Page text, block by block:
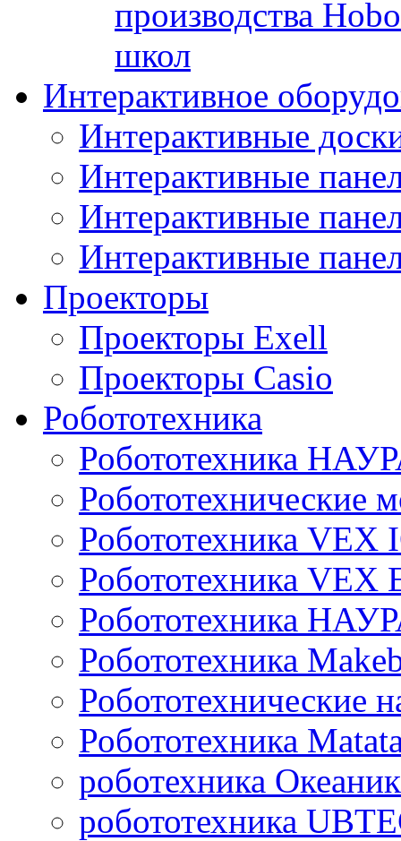
производства
школ
Интерактивное
Интерактивные
Интерактивные
Интерактивные
Интерактивные
Проекторы
Проекторы Exell
Проекторы Casio
Робототехника
Робототехника
Робототехнические
Робототехника VEX
Робототехника VEX
Робототехника
Робототехника
Робототехнические
Робототехника
роботехника
робототехника